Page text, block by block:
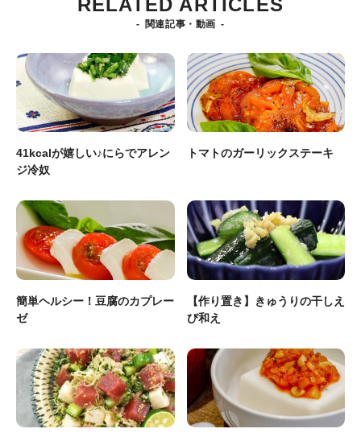
RELATED ARTICLES
関連記事・動画
41kcalが嬉しい♪にらでアレン
ジ冷奴
トマトのガーリックステーキ
簡単ヘルシー！豆腐のカプレー
ゼ
【作り置き】きゅうりの干しえ
び和え